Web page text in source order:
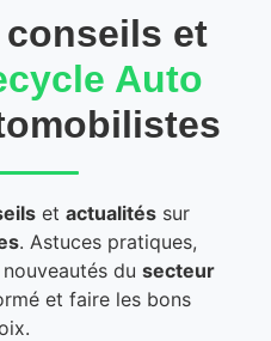
et
Auto
etactualités sur
. Astuces pratiques,
dusecteur
et faire les bons